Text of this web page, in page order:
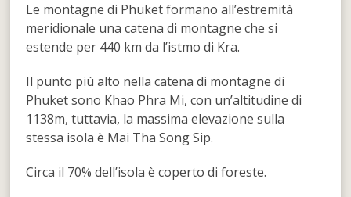
Le montagne di Phuket formano all’estremità
meridionale una catena di montagne che si
estende per 440 km da l’istmo di Kra.
Il punto più alto nella catena di montagne di
Phuket sono Khao Phra Mi, con un’altitudine di
1138m, tuttavia, la massima elevazione sulla
stessa isola è Mai Tha Song Sip.
Circa il 70% dell’isola è coperto di foreste.